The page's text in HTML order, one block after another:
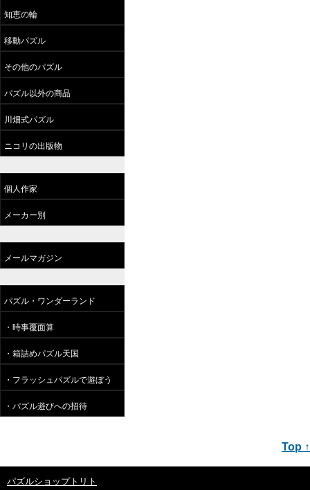
知恵の輪
移動パズル
その他のパズル
パズル以外の商品
川畑式パズル
ニコリの出版物
個人作家
メーカー別
メールマガジン
パズル・ワンダーランド
・時事覆面算
・箱詰めパズル天国
・フラッシュパズルで遊ぼう
・パズル遊びへの招待
Top ↑
パズルショップトリト